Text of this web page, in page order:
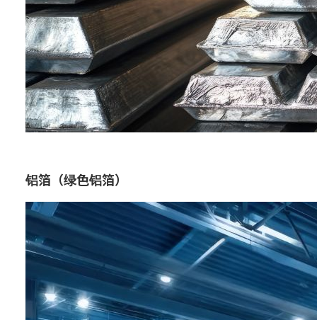
铝箔（绿色铝箔）
用途：
建筑材料 / 基础设施类
特点：
环保铝箔，利用回收材料制造而
成。适用于食品包装和日用品保
护，兼具安全性和耐久性，并可减